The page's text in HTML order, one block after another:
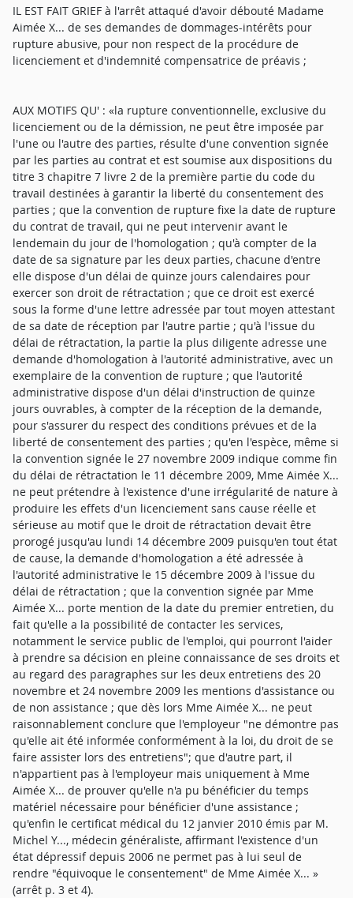
IL EST FAIT GRIEF à l'arrêt attaqué d'avoir débouté Madame
Aimée X... de ses demandes de dommages-intérêts pour
rupture abusive, pour non respect de la procédure de
licenciement et d'indemnité compensatrice de préavis ;
AUX MOTIFS QU' : «la rupture conventionnelle, exclusive du
licenciement ou de la démission, ne peut être imposée par
l'une ou l'autre des parties, résulte d'une convention signée
par les parties au contrat et est soumise aux dispositions du
titre 3 chapitre 7 livre 2 de la première partie du code du
travail destinées à garantir la liberté du consentement des
parties ; que la convention de rupture fixe la date de rupture
du contrat de travail, qui ne peut intervenir avant le
lendemain du jour de l'homologation ; qu'à compter de la
date de sa signature par les deux parties, chacune d'entre
elle dispose d'un délai de quinze jours calendaires pour
exercer son droit de rétractation ; que ce droit est exercé
sous la forme d'une lettre adressée par tout moyen attestant
de sa date de réception par l'autre partie ; qu'à l'issue du
délai de rétractation, la partie la plus diligente adresse une
demande d'homologation à l'autorité administrative, avec un
exemplaire de la convention de rupture ; que l'autorité
administrative dispose d'un délai d'instruction de quinze
jours ouvrables, à compter de la réception de la demande,
pour s'assurer du respect des conditions prévues et de la
liberté de consentement des parties ; qu'en l'espèce, même si
la convention signée le 27 novembre 2009 indique comme fin
du délai de rétractation le 11 décembre 2009, Mme Aimée X...
ne peut prétendre à l'existence d'une irrégularité de nature à
produire les effets d'un licenciement sans cause réelle et
sérieuse au motif que le droit de rétractation devait être
prorogé jusqu'au lundi 14 décembre 2009 puisqu'en tout état
de cause, la demande d'homologation a été adressée à
l'autorité administrative le 15 décembre 2009 à l'issue du
délai de rétractation ; que la convention signée par Mme
Aimée X... porte mention de la date du premier entretien, du
fait qu'elle a la possibilité de contacter les services,
notamment le service public de l'emploi, qui pourront l'aider
à prendre sa décision en pleine connaissance de ses droits et
au regard des paragraphes sur les deux entretiens des 20
novembre et 24 novembre 2009 les mentions d'assistance ou
de non assistance ; que dès lors Mme Aimée X... ne peut
raisonnablement conclure que l'employeur "ne démontre pas
qu'elle ait été informée conformément à la loi, du droit de se
faire assister lors des entretiens"; que d'autre part, il
n'appartient pas à l'employeur mais uniquement à Mme
Aimée X... de prouver qu'elle n'a pu bénéficier du temps
matériel nécessaire pour bénéficier d'une assistance ;
qu'enfin le certificat médical du 12 janvier 2010 émis par M.
Michel Y..., médecin généraliste, affirmant l'existence d'un
état dépressif depuis 2006 ne permet pas à lui seul de
rendre "équivoque le consentement" de Mme Aimée X... »
(arrêt p. 3 et 4).